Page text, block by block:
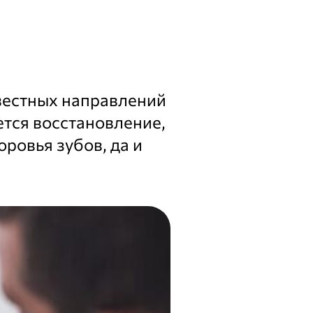
направлений
восстановление,
зубов, да и